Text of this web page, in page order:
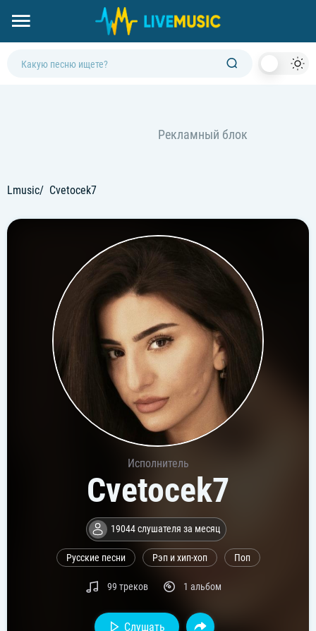
Lmusic Cvetocek7
Исполнитель
Cvetocek7
19044 слушателя за месяц
Русские песни Рэп и хип-хоп Поп
99 треков 1 альбом
Слушать